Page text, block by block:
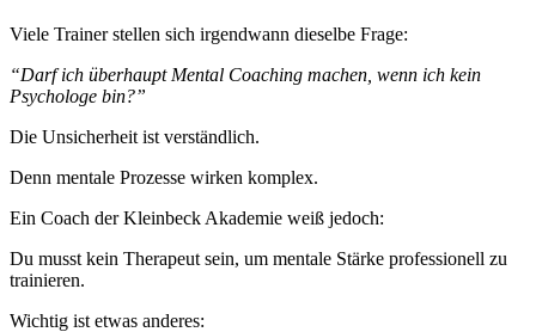
Viele Trainer stellen sich irgendwann dieselbe Frage:
“Darf ich überhaupt Mental Coaching machen, wenn ich kein
Psychologe bin?”
Die Unsicherheit ist verständlich.
Denn mentale Prozesse wirken komplex.
Ein Coach der Kleinbeck Akademie weiß jedoch:
Du musst kein Therapeut sein, um mentale Stärke professionell zu
trainieren.
Wichtig ist etwas anderes: